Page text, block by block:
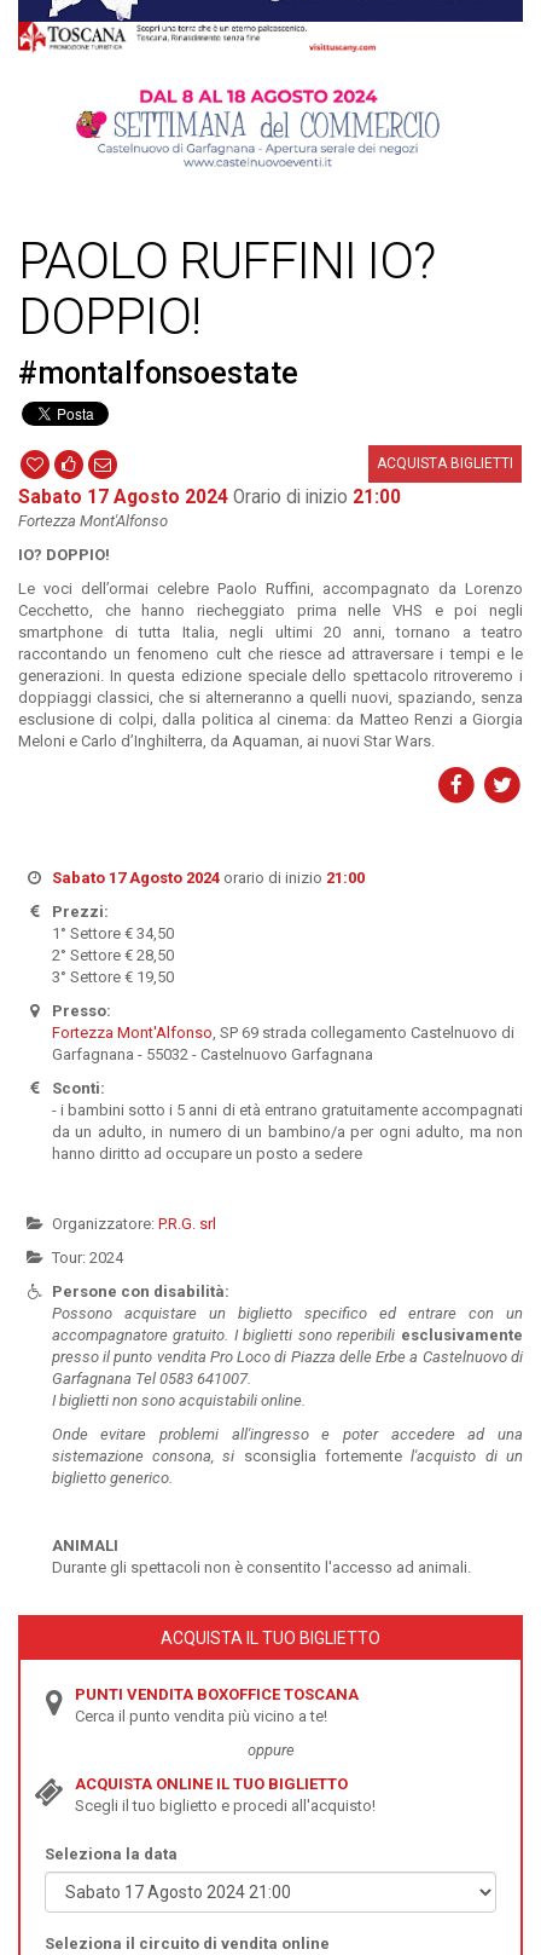
PAOLO RUFFINI IO?
DOPPIO!
#montalfonsoestate
ACQUISTA BIGLIETTI
Sabato 17 Agosto 2024 Orario di inizio 21:00
Fortezza Mont'Alfonso
IO? DOPPIO!
Le voci dell’ormai celebre Paolo Ruffini, accompagnato da Lorenzo
Cecchetto, che hanno riecheggiato prima nelle VHS e poi negli
smartphone di tutta Italia, negli ultimi 20 anni, tornano a teatro
raccontando un fenomeno cult che riesce ad attraversare i tempi e le
generazioni. In questa edizione speciale dello spettacolo ritroveremo i
doppiaggi classici, che si alterneranno a quelli nuovi, spaziando, senza
esclusione di colpi, dalla politica al cinema: da Matteo Renzi a Giorgia
Meloni e Carlo d’Inghilterra, da Aquaman, ai nuovi Star Wars.
Sabato 17 Agosto 2024orario di inizio 21:00
Prezzi:
1° Settore € 34,50
2° Settore € 28,50
3° Settore € 19,50
Presso:
Fortezza Mont'Alfonso, SP 69 strada collegamento Castelnuovo di
Garfagnana - 55032 - Castelnuovo Garfagnana
Sconti:
- i bambini sotto i 5 anni di età entrano gratuitamente accompagnati
da un adulto, in numero di un bambino/a per ogni adulto, ma non
hanno diritto ad occupare un posto a sedere
Organizzatore: P.R.G. srl
Tour: 2024
Persone con disabilità:
Possono acquistare un biglietto specifico ed entrare con un
accompagnatore gratuito. I biglietti sono reperibili esclusivamente
presso il punto vendita Pro Loco di Piazza delle Erbe a Castelnuovo di
Garfagnana Tel 0583 641007.
I biglietti non sono acquistabili online.
Onde evitare problemi all'ingresso e poter accedere ad una
sistemazione consona, si sconsiglia fortementel'acquisto di un
biglietto generico.
ANIMALI
Durante gli spettacoli non è consentito l'accesso ad animali.
ACQUISTA IL TUO BIGLIETTO
PUNTI VENDITA BOXOFFICE TOSCANA
Cerca il punto vendita più vicino a te!
oppure
ACQUISTA ONLINE IL TUO BIGLIETTO
Scegli il tuo biglietto e procedi all'acquisto!
Seleziona la data
Seleziona il circuito di vendita online